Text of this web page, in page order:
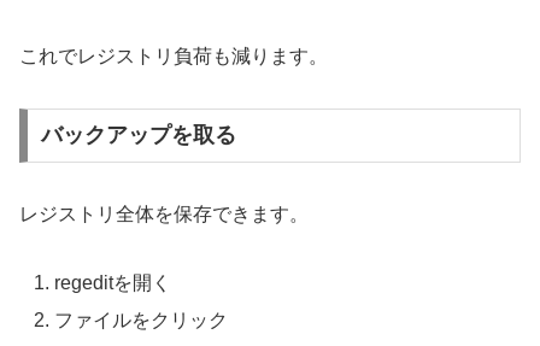
これでレジストリ負荷も減ります。
バックアップを取る
レジストリ全体を保存できます。
regeditを開く
ファイルをクリック